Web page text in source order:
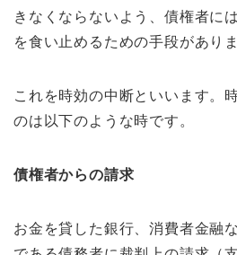
きなくならないよう、債権者に
を食い止めるための手段がありま
これを時効の中断といいます。
のは以下のような時です。
債権者からの請求
お金を貸した銀行、消費者金融